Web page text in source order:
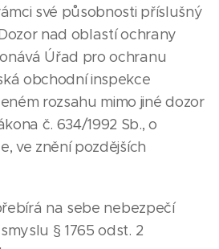
své působnosti příslušný
nad oblastí ochrany
Úřad pro ochranu
obchodní inspekce
rozsahu mimo jiné dozor
č. 634/1992 Sb., o
ve znění pozdějších
na sebe nebezpečí
§ 1765 odst. 2